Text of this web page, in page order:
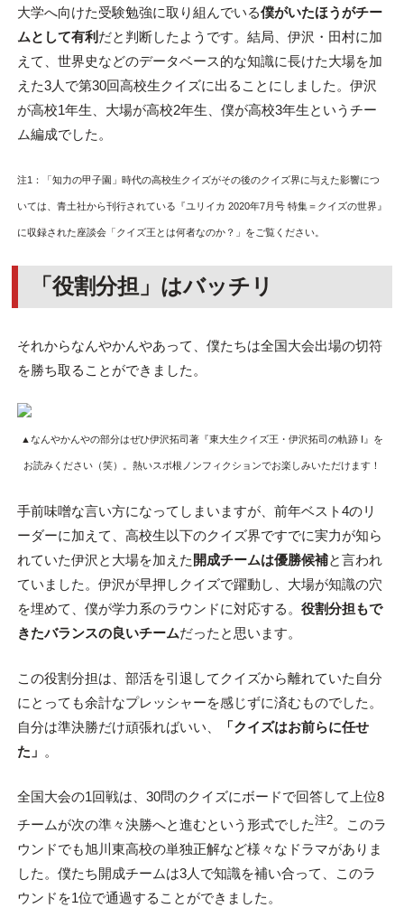
大学へ向けた受験勉強に取り組んでいる僕がいたほうがチー
ムとして有利 だと判断したようです。結局、伊沢・田村に加
えて、世界史などのデータベース的な知識に長けた大場を加
えた3人で第30回高校生クイズに出ることにしました。伊沢
が高校1年生、大場が高校2年生、僕が高校3年生というチー
ム編成でした。
注1：「知力の甲子園」時代の高校生クイズがその後のクイズ界に与えた影響につ
いては、青土社から刊行されている『ユリイカ 2020年7月号 特集＝クイズの世界』
に収録された座談会「クイズ王とは何者なのか？」をご覧ください。
「役割分担」はバッチリ
それからなんやかんやあって、僕たちは全国大会出場の切符
を勝ち取ることができました。
▲なんやかんやの部分はぜひ伊沢拓司著『東大生クイズ王・伊沢拓司の軌跡 Ⅰ』を
お読みください（笑）。熱いスポ根ノンフィクションでお楽しみいただけます！
手前味噌な言い方になってしまいますが、前年ベスト4のリ
ーダーに加えて、高校生以下のクイズ界ですでに実力が知ら
れていた伊沢と大場を加えた 開成チームは優勝候補と言われ
ていました。伊沢が早押しクイズで躍動し、大場が知識の穴
を埋めて、僕が学力系のラウンドに対応する。 役割分担もで
きたバランスの良いチームだったと思います。
この役割分担は、部活を引退してクイズから離れていた自分
にとっても余計なプレッシャーを感じずに済むものでした。
自分は準決勝だけ頑張ればいい、
「クイズはお前らに任せ
た」 。
全国大会の1回戦は、30問のクイズにボードで回答して上位8
チームが次の準々決勝へと進むという形式でした注2。このラ
ウンドでも旭川東高校の単独正解など様々なドラマがありま
した。僕たち開成チームは3人で知識を補い合って、このラ
ウンドを1位で通過することができました。